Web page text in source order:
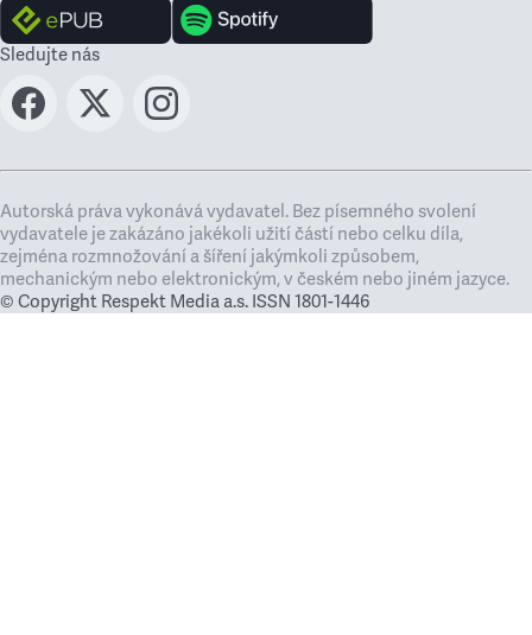
Sledujte nás
Autorská práva vykonává vydavatel. Bez písemného svolení
vydavatele je zakázáno jakékoli užití částí nebo celku díla,
zejména rozmnožování a šíření jakýmkoli způsobem,
mechanickým nebo elektronickým, v českém nebo jiném jazyce.
© Copyright Respekt Media a.s. ISSN 1801-1446